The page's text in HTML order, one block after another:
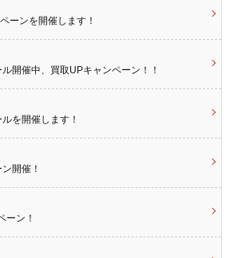
ーンを開催します！
開催中、買取UPキャンペーン！！
を開催します！
開催！
ーン！